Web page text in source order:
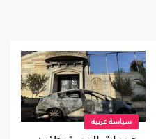
سياسة عربية